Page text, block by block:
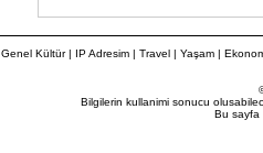
Genel Kültür| IP Adresim| Travel| Yaşam |
Bilgilerin kullanimi sonucu
Bu sayfa